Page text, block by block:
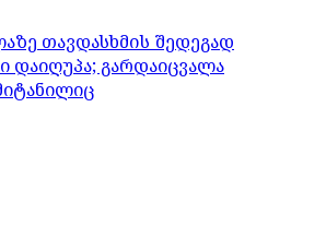
თავდასხმის შედეგად
დაიღუპა; გარდაიცვალა